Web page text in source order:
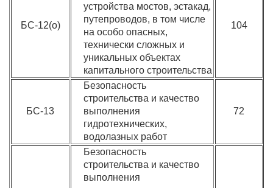
БС-12(о)
устройства мостов, эстакад,
путепроводов, в том числе
на особо опасных,
технически сложных и
уникальных объектах
капитального строительства
104
БС-13
Безопасность
строительства и качество
выполнения
гидротехнических,
водолазных работ
72
Безопасность
строительства и качество
выполнения